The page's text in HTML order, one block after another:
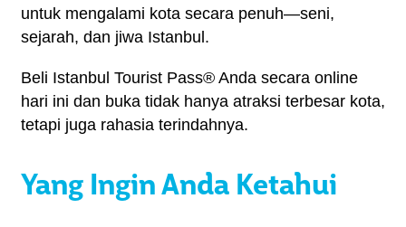
untuk mengalami kota secara penuh—seni,
sejarah, dan jiwa Istanbul.
Beli Istanbul Tourist Pass® Anda secara online
hari ini dan buka tidak hanya atraksi terbesar kota,
tetapi juga rahasia terindahnya.
Yang Ingin Anda Ketahui